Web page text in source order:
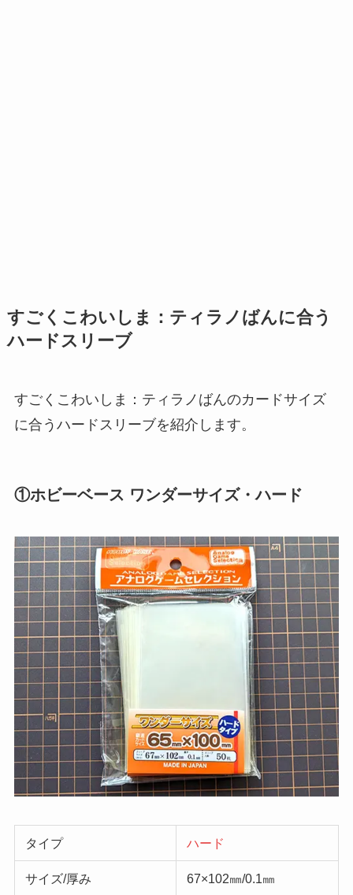
すごくこわいしま：ティラノばんに合う
ハードスリーブ
すごくこわいしま：ティラノばんのカードサイズ
に合うハードスリーブを紹介します。
①ホビーベース ワンダーサイズ・ハード
タイプ ハード
サイズ/厚み 67×102㎜/0.1㎜